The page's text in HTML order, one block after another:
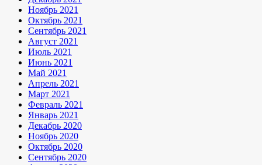
Ноябрь 2021
Октябрь 2021
Сентябрь 2021
Август 2021
Июль 2021
Июнь 2021
Май 2021
Апрель 2021
Март 2021
Февраль 2021
Январь 2021
Декабрь 2020
Ноябрь 2020
Октябрь 2020
Сентябрь 2020